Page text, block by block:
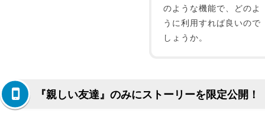
のような機能で、どのよ
うに利用すれば良いので
しょうか。
『親しい友達』のみにストーリーを限定公開！